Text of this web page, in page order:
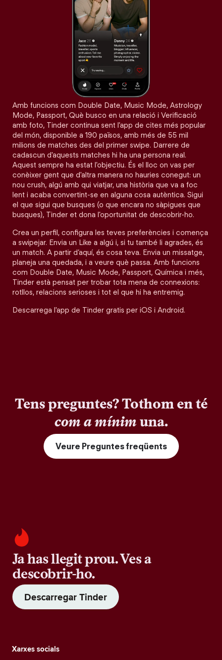
Amb funcions com Double Date, Music Mode, Astrology
Mode, Passport, Què busco en una relació i Verificació
amb foto, Tinder continua sent l'app de cites més popular
del món, disponible a 190 països, amb més de 55 mil
milions de matches des del primer swipe. Darrere de
cadascun d'aquests matches hi ha una persona real.
Aquest sempre ha estat l'objectiu. És el lloc on vas per
conèixer gent que d'altra manera no hauries conegut: un
nou crush, algú amb qui viatjar, una història que va a foc
lent i acaba convertint-se en alguna cosa autèntica. Sigui
el que sigui que busques (o que encara no sàpigues que
busques), Tinder et dona l'oportunitat de descobrir-ho.
Crea un perfil, configura les teves preferències i comença
a swipejar. Envia un Like a algú i, si tu també li agrades, és
un match. A partir d’aquí, és cosa teva. Envia un missatge,
planeja una quedada, i a veure què passa. Amb funcions
com Double Date, Music Mode, Passport, Química i més,
Tinder està pensat per trobar tota mena de connexions:
rotllos, relacions serioses i tot el que hi ha entremig.
Descarrega l'app de Tinder gratis per iOS i Android.
Tens preguntes? Tothom en té
com a mínimuna.
Veure Preguntes freqüents
Ja has llegit prou. Ves a
descobrir-ho.
Descarregar Tinder
Xarxes socials